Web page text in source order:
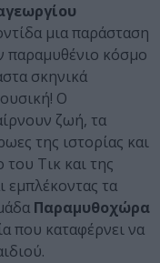
μια παράσταση
παραμυθένιο κόσμο
σκηνικά
Ο
ζωή, τα
της ιστορίας και
Τικ και της
εμπλέκοντας τα
Παραμυθοχώρα
που καταφέρνει να